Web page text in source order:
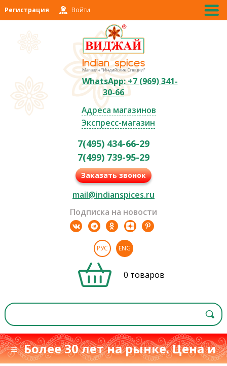
Регистрация Войти
WhatsApp: +7 (969) 341-
30-66
Адреса магазинов
Экспресс-магазин
7(495) 434-66-29
7(499) 739-95-29
Заказать звонок
mail@indianspices.ru
Подписка на новости
РУС ENG
0 товаров
≡ Более 30 лет на рынке. Цена и